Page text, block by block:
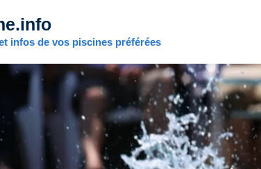
infos de vos piscines préférées